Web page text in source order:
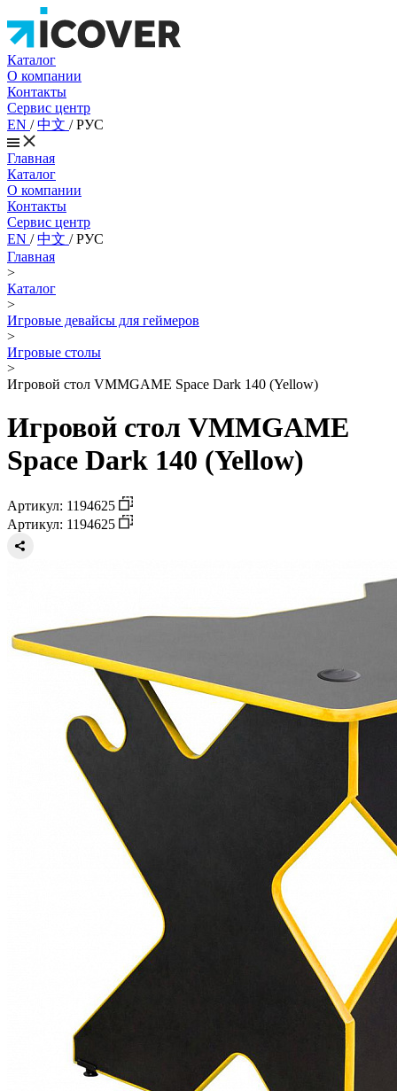
Каталог
О компании
Контакты
Сервис центр
EN /中文 /РУС
Главная
Каталог
О компании
Контакты
Сервис центр
EN /中文 /РУС
Главная
>
Каталог
>
Игровые девайсы для геймеров
>
Игровые столы
>
Игровой стол VMMGAME Space Dark 140 (Yellow)
Игровой стол VMMGAME
Space Dark 140 (Yellow)
Артикул: 1194625
Артикул: 1194625